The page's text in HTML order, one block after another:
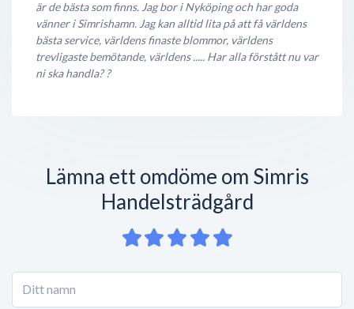
är de bästa som finns. Jag bor i Nyköping och har goda
vänner i Simrishamn. Jag kan alltid lita på att få världens
bästa service, världens finaste blommor, världens
trevligaste bemötande, världens ..... Har alla förstått nu var
ni ska handla? ?
Lämna ett omdöme om Simris
Handelsträdgård